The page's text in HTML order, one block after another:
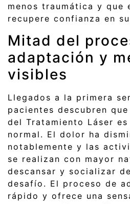
menos traumática y que
recupere confianza en
Mitad del
adaptación y
visibles
Llegados a la primera
pacientes descubren
del Tratamiento Láser
normal. El dolor ha
notablemente y las
se realizan con mayor
descansar y socializar
desafío. El proceso de
rápido y ofrece una